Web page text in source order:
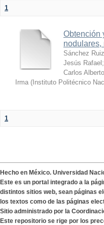
1
Obtención
nodulares,
Sánchez
Jesús Rafael ;
Carlos Alberto
Irma ( Instituto Politécnico
1
Hecho en México. Universidad
Este es un portal integrado a la
distintos sitios web, sean páginas
los textos como de las páginas
Sitio administrado por la
Este repositorio se rige por los